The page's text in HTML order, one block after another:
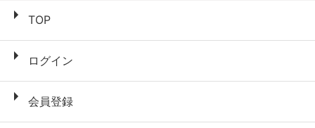
TOP
ログイン
会員登録